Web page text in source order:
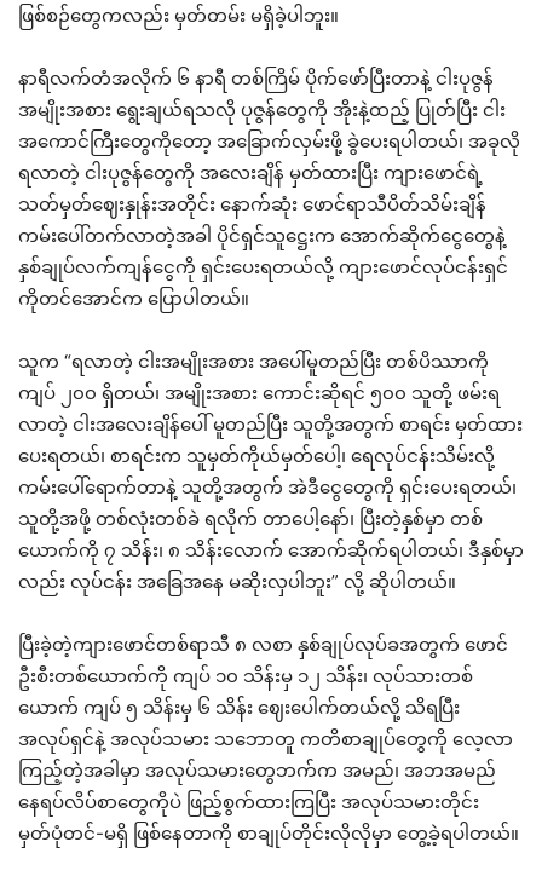
ဖြစ်စဉ်တွေကလည်း မှတ်တမ်း မရှိခဲ့ပါဘူး။
နာရီလက်တံအလိုက် ၆ နာရီ တစ်ကြိမ် ပိုက်ဖော်ပြီးတာနဲ့ ငါးပုဇွန်
အမျိုးအစား ရွေးချယ်ရသလို ပုဇွန်တွေကို အိုးနဲ့ထည့် ပြုတ်ပြီး ငါး
အကောင်ကြီးတွေကိုတော့ အခြောက်လှမ်းဖို့ ခွဲပေးရပါတယ်၊ အခုလို
ရလာတဲ့ ငါးပုဇွန်တွေကို အလေးချိန် မှတ်ထားပြီး ကျားဖောင်ရဲ့
သတ်မှတ်ဈေးနှုန်းအတိုင်း နောက်ဆုံး ဖောင်ရာသီပိတ်သိမ်းချိန်
ကမ်းပေါ်တက်လာတဲ့အခါ ပိုင်ရှင်သူဋ္ဌေးက အောက်ဆိုက်ငွေတွေနဲ့
နှစ်ချုပ်လက်ကျန်ငွေကို ရှင်းပေးရတယ်လို့ ကျားဖောင်လုပ်ငန်းရှင်
ကိုတင်အောင်က ပြောပါတယ်။
သူက “ရလာတဲ့ ငါးအမျိုးအစား အပေါ်မူတည်ပြီး တစ်ပိဿာကို
ကျပ် ၂၀၀ ရှိတယ်၊ အမျိုးအစား ကောင်းဆိုရင် ၅၀၀ သူတို့ ဖမ်းရ
လာတဲ့ ငါးအလေးချိန်ပေါ် မူတည်ပြီး သူတို့အတွက် စာရင်း မှတ်ထား
ပေးရတယ်၊ စာရင်းက သူမှတ်ကိုယ်မှတ်ပေါ့၊ ရေလုပ်ငန်းသိမ်းလို့
ကမ်းပေါ်ရောက်တာနဲ့ သူတို့အတွက် အဲဒီငွေတွေကို ရှင်းပေးရတယ်၊
သူတို့အဖို့ တစ်လုံးတစ်ခဲ ရလိုက် တာပေါ့နော်၊ ပြီးတဲ့နှစ်မှာ တစ်
ယောက်ကို ၇ သိန်း၊ ၈ သိန်းလောက် အောက်ဆိုက်ရပါတယ်၊ ဒီနှစ်မှာ
လည်း လုပ်ငန်း အခြေအနေ မဆိုးလှပါဘူး” လို့ ဆိုပါတယ်။
ပြီးခဲ့တဲ့ကျားဖောင်တစ်ရာသီ ၈ လစာ နှစ်ချုပ်လုပ်ခအတွက် ဖောင်
ဦးစီးတစ်ယောက်ကို ကျပ် ၁၀ သိန်းမှ ၁၂ သိန်း၊ လုပ်သားတစ်
ယောက် ကျပ် ၅ သိန်းမှ ၆ သိန်း ဈေးပေါက်တယ်လို့ သိရပြီး
အလုပ်ရှင်နဲ့ အလုပ်သမား သဘောတူ ကတိစာချုပ်တွေကို လေ့လာ
ကြည့်တဲ့အခါမှာ အလုပ်သမားတွေဘက်က အမည်၊ အဘအမည်
နေရပ်လိပ်စာတွေကိုပဲ ဖြည့်စွက်ထားကြပြီး အလုပ်သမားတိုင်း
မှတ်ပုံတင်-မရှိ ဖြစ်နေတာကို စာချုပ်တိုင်းလိုလိုမှာ တွေ့ခဲ့ရပါတယ်။